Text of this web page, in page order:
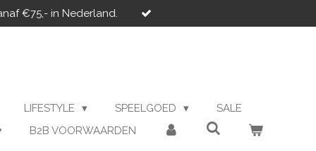
€75,- in Nederland.
LIFESTYLE SPEELGOED
SALE
B2B VOORWAARDEN